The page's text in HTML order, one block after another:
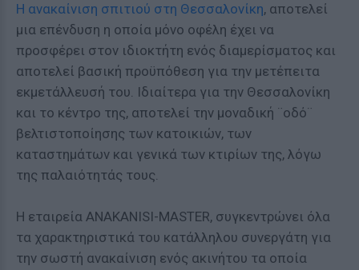
Η ανακαίνιση σπιτιού στη Θεσσαλονίκη, αποτελεί
μια επένδυση η οποία μόνο οφέλη έχει να
προσφέρει στον ιδιοκτήτη ενός διαμερίσματος και
αποτελεί βασική προϋπόθεση για την μετέπειτα
εκμετάλλευσή του. Ιδιαίτερα για την Θεσσαλονίκη
και το κέντρο της, αποτελεί την μοναδική ¨οδό¨
βελτιστοποίησης των κατοικιών, των
καταστημάτων και γενικά των κτιρίων της, λόγω
της παλαιότητάς τους.
Η εταιρεία ANAKANISI-MASTER, συγκεντρώνει όλα
τα χαρακτηριστικά του κατάλληλου συνεργάτη για
την σωστή ανακαίνιση ενός ακινήτου τα οποία